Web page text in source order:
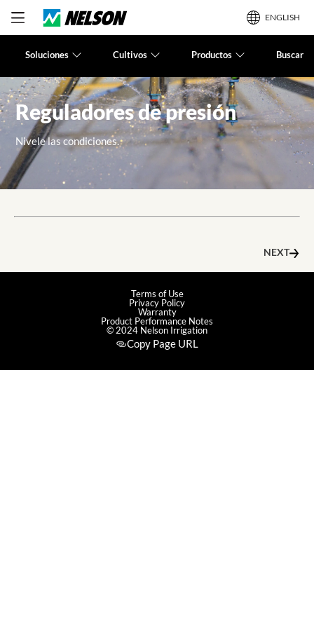
ENGLISH
Soluciones Cultivos Productos Buscar
Reguladores de presión
Nivele las condiciones.
NEXT
Terms of Use
Privacy Policy
Warranty
Product Performance Notes
© 2024 Nelson Irrigation
Copy Page URL